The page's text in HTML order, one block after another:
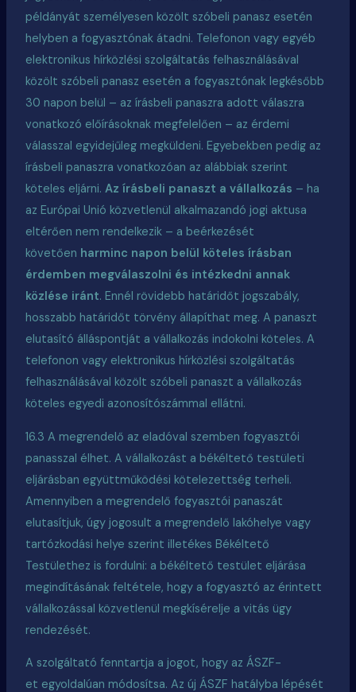
példányát személyesen közölt szóbeli panasz esetén
helyben a fogyasztónak átadni. Telefonon vagy egyéb
elektronikus hírközlési szolgáltatás felhasználásával
közölt szóbeli panasz esetén a fogyasztónak legkésőbb
30 napon belül – az írásbeli panaszra adott válaszra
vonatkozó előírásoknak megfelelően – az érdemi
válasszal egyidejűleg megküldeni. Egyebekben pedig az
írásbeli panaszra vonatkozóan az alábbiak szerint
köteles eljárni.Az írásbeli panaszt a vállalkozás – ha
az Európai Unió közvetlenül alkalmazandó jogi aktusa
eltérően nem rendelkezik – a beérkezését
követően harminc napon belül köteles írásban
érdemben megválaszolni és intézkedni annak
közlése iránt. Ennél rövidebb határidőt jogszabály,
hosszabb határidőt törvény állapíthat meg. A panaszt
elutasító álláspontját a vállalkozás indokolni köteles. A
telefonon vagy elektronikus hírközlési szolgáltatás
felhasználásával közölt szóbeli panaszt a vállalkozás
köteles egyedi azonosítószámmal ellátni.
16.3 A megrendelő az eladóval szemben fogyasztói
panasszal élhet. A vállalkozást a békéltető testületi
eljárásban együttműködési kötelezettség terheli.
Amennyiben a megrendelő fogyasztói panaszát
elutasítjuk, úgy jogosult a megrendelő lakóhelye vagy
tartózkodási helye szerint illetékes Békéltető
Testülethez is fordulni: a békéltető testület eljárása
megindításának feltétele, hogy a fogyasztó az érintett
vállalkozással közvetlenül megkísérelje a vitás ügy
rendezését.
A szolgáltató fenntartja a jogot, hogy az ÁSZF-
et egyoldalúan módosítsa. Az új ÁSZF hatályba lépését